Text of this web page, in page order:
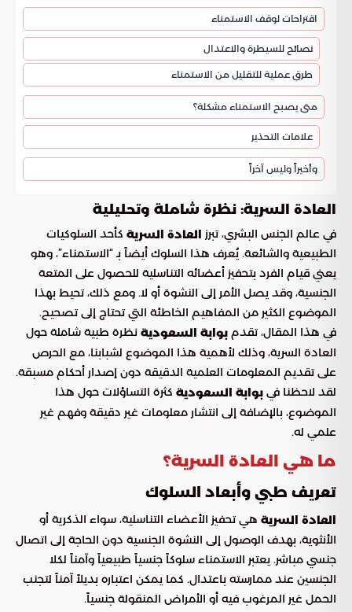
اقتراحات لوقف الاستمناء
نصائح للسيطرة والاعتدال
طرق عملية للتقليل من الاستمناء
متى يصبح الاستمناء مشكلة؟
علامات التحذير
وأخيراً وليس آخراً
العادة السرية: نظرة شاملة وتحليلية
في عالم الجنس البشري، تبرز العادة السرية كأحد السلوكيات
الطبيعية والشائعة. يُعرف هذا السلوك أيضاً بـ “الاستمناء”، وهو
يعني قيام الفرد بتحفيز أعضائه التناسلية للحصول على المتعة
الجنسية، وقد يصل الأمر إلى النشوة أو لا. ومع ذلك، تحيط بهذا
الموضوع الكثير من المفاهيم الخاطئة التي تحتاج إلى تصحيح.
في هذا المقال، تقدم بوابة السعودية نظرة طبية شاملة حول
العادة السرية، وذلك لأهمية هذا الموضوع لشبابنا، مع الحرص
على تقديم المعلومات العلمية الدقيقة دون إصدار أحكام مسبقة.
لقد لاحظنا في بوابة السعودية كثرة التساؤلات حول هذا
الموضوع، بالإضافة إلى انتشار معلومات غير دقيقة وفهم غير
علمي له.
ما هي العادة السرية؟
تعريف طبي وأبعاد السلوك
العادة السرية هي تحفيز الأعضاء التناسلية، سواء الذكرية أو
الأنثوية، بهدف الوصول إلى النشوة الجنسية دون الحاجة إلى اتصال
جنسي مباشر. يعتبر الاستمناء سلوكاً جنسياً طبيعياً وآمناً لكلا
الجنسين عند ممارسته باعتدال. كما يمكن اعتباره بديلاً آمناً لتجنب
الحمل غير المرغوب فيه أو الأمراض المنقولة جنسياً.